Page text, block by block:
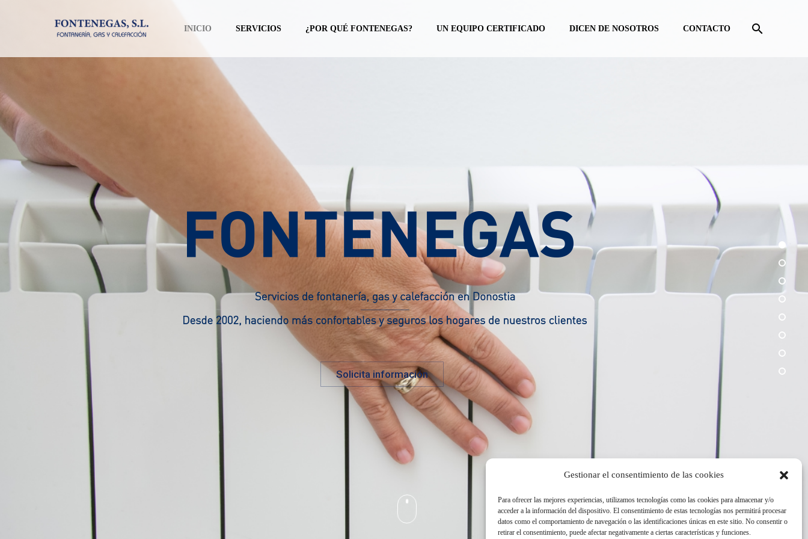
Gestionar el consentimiento de las cookies
Para ofrecer las mejores experiencias, utilizamos tecnologías como las cookies para almacenar y/o
acceder a la información del dispositivo. El consentimiento de estas tecnologías nos permitirá procesar
datos como el comportamiento de navegación o las identificaciones únicas en este sitio. No consentir o
retirar el consentimiento, puede afectar negativamente a ciertas características y funciones.
INICIO SERVICIOS ¿POR QUÉ FONTENEGAS? UN EQUIPO CERTIFICADO DICEN DE NOSOTROS CONTACTO
Solicita información
Inicio
¿Por
Un
Un
Dicen